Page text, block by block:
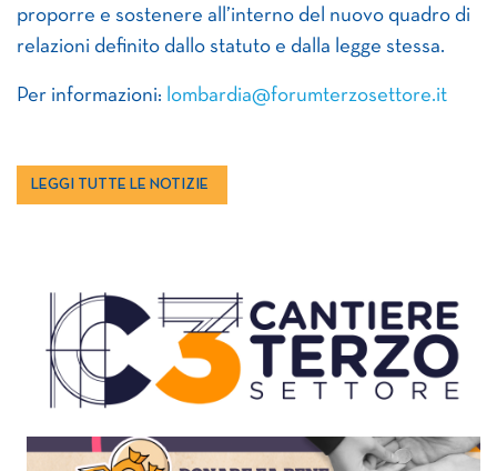
proporre e sostenere all’interno del nuovo quadro di
relazioni definito dallo statuto e dalla legge stessa.
Per informazioni: lombardia@forumterzosettore.it
LEGGI TUTTE LE NOTIZIE